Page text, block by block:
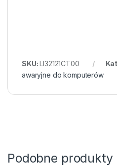
SKU:LI32121CT00
awaryjne do komputerów
Podobne produkty